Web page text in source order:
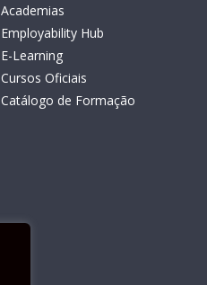
Academias
Employability Hub
E-Learning
Cursos Oficiais
Catálogo de Formação